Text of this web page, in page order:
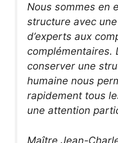
Nous sommes en
structure avec
d’experts aux
complémentaires.
conserver une
humaine nous
rapidement tous
une attention
Maître Jean-